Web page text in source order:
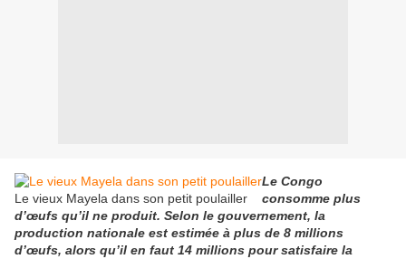
Le vieux Mayela dans son petit poulailler
Le Congo
consomme plus
d’œufs qu’il ne produit. Selon le gouvernement, la
production nationale est estimée à plus de 8 millions
d’œufs, alors qu’il en faut 14 millions pour satisfaire la